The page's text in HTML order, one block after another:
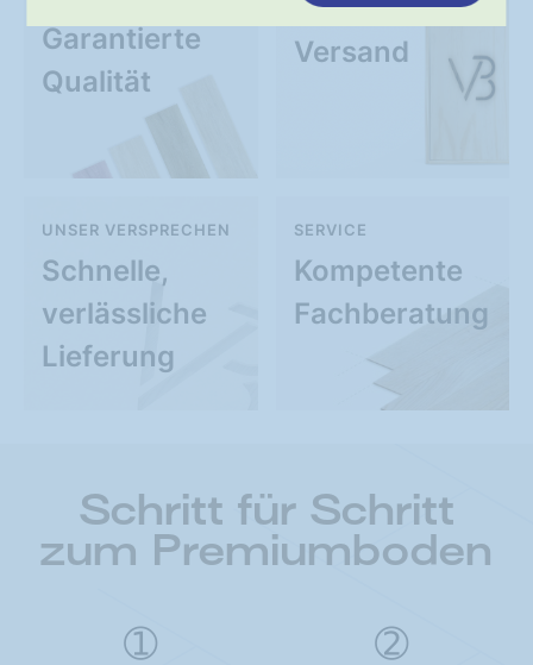
Garantierte
Qualität
Muster-
Versand
Schnelle,
verlässliche
Lieferung
UNSER VERSPRECHEN
Kompetente
Fachberatung
SERVICE
Schritt für Schritt
zum Premiumboden